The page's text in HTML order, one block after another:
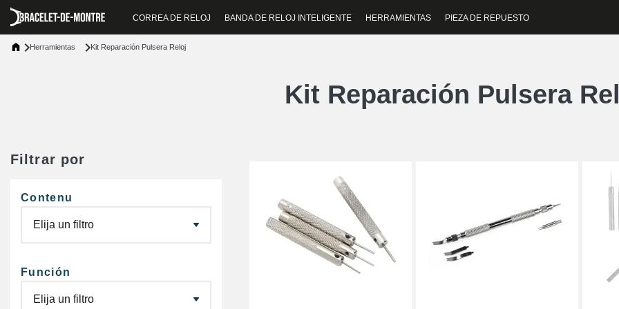
CORREA DE RELOJ BANDA DE RELOJ INTELIGENTE HERRAMIENTAS PIEZA DE REPUESTO
Herramientas Kit Reparación Pulsera Reloj
Kit Reparación Pulsera
Filtrar por
Contenu
Función